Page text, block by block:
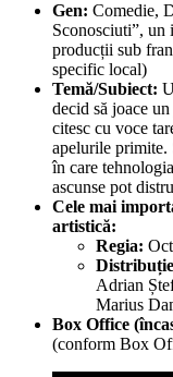
Gen: Comedie,
Sconosciuti”, un
producții sub
specific local)
Temă/Subiect:
decid să joace
citesc cu voce
apelurile primite.
în care
ascunse pot
Cele mai
artistică:
Regia:
Adrian
Marius
Box Office
(conform Box